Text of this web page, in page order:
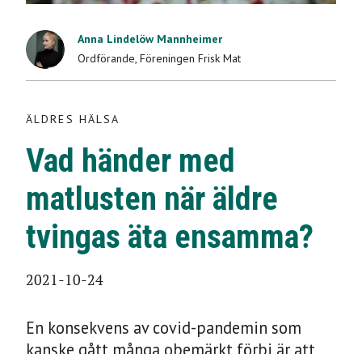
ÄLDRES HÄLSA
Vad händer med
matlusten när äldre
tvingas äta
ensamma?
2021-10-24
Anna Lindelöw Mannheimer
Ordförande, Föreningen Frisk Mat
ÄLDRES HÄLSA
Vad händer med
matlusten när äldre
tvingas äta ensamma?
2021-10-24
En konsekvens av covid-pandemin som
kanske gått många obemärkt förbi är att